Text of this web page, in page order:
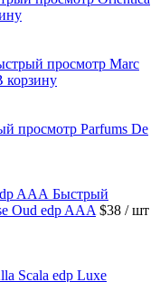
просмотр Marc
корзину
просмотр Parfums De
Быстрый
Oud edp AAA $38 / шт